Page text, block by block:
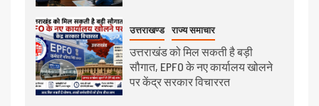
उत्तराखण्ड राज्य समाचार
उत्तराखंड को मिल सकती है बड़ी
सौगात, EPFO के नए कार्यालय खोलने
पर केंद्र सरकार विचाररत